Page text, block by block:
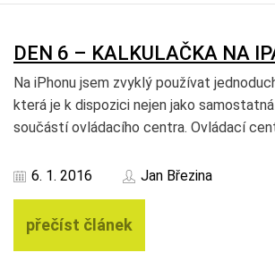
DEN 6 – KALKULAČKA NA
Na iPhonu jsem zvyklý používat
která je k dispozici nejen jako
součástí ovládacího centra. Ovládací
6. 1. 2016 Jan Březina
přečíst článek